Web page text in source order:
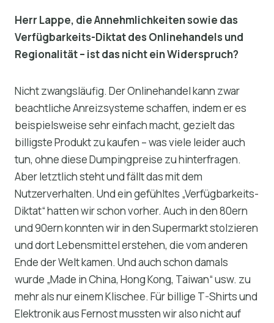
Herr Lappe, die Annehmlichkeiten sowie das
Verfügbarkeits-Diktat des Onlinehandels und
Regionalität – ist das nicht ein Widerspruch?
Nicht zwangsläufig. Der Onlinehandel kann zwar
beachtliche Anreizsysteme schaffen, indem er es
beispielsweise sehr einfach macht, gezielt das
billigste Produkt zu kaufen – was viele leider auch
tun, ohne diese Dumpingpreise zu hinterfragen.
Aber letztlich steht und fällt das mit dem
Nutzerverhalten. Und ein gefühltes „Verfügbarkeits-
Diktat“ hatten wir schon vorher. Auch in den 80ern
und 90ern konnten wir in den Supermarkt stolzieren
und dort Lebensmittel erstehen, die vom anderen
Ende der Welt kamen. Und auch schon damals
wurde „Made in China, Hong Kong, Taiwan“ usw. zu
mehr als nur einem Klischee. Für billige T-Shirts und
Elektronik aus Fernost mussten wir also nicht auf